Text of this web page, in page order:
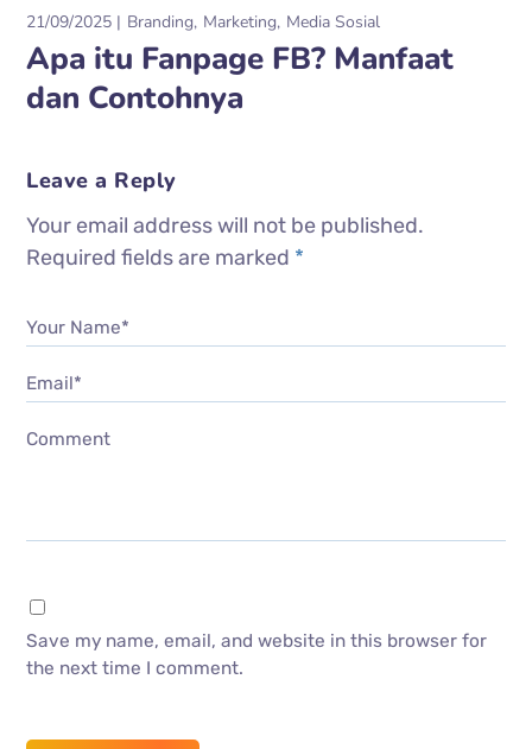
21/09/2025 Branding Marketing Media Sosial
Apa itu Fanpage FB? Manfaat
dan Contohnya
Leave a Reply
Your email address will not be published.
Required fields are marked *
Your Name*
Email*
Comment
Save my name, email, and website in this browser for
the next time I comment.